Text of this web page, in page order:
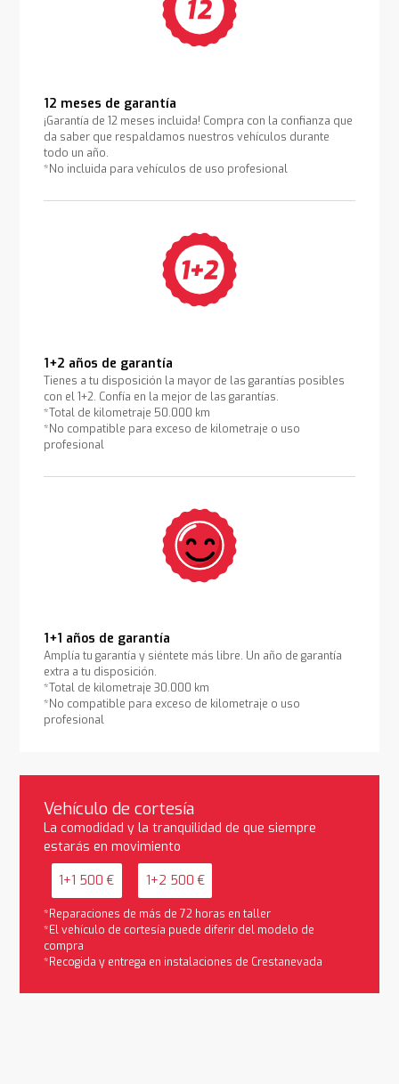
12 meses de garantía
¡Garantía de 12 meses incluida! Compra con la confianza que
da saber que respaldamos nuestros vehículos durante
todo un año.
*No incluida para vehículos de uso profesional
1+2 años de garantía
Tienes a tu disposición la mayor de las garantías posibles
con el 1+2. Confía en la mejor de las garantías.
*Total de kilometraje 50.000 km
*No compatible para exceso de kilometraje o uso
profesional
1+1 años de garantía
Amplía tu garantía y siéntete más libre. Un año de garantía
extra a tu disposición.
*Total de kilometraje 30.000 km
*No compatible para exceso de kilometraje o uso
profesional
Vehículo de cortesía
La comodidad y la tranquilidad de que siempre
estarás en movimiento
1+1 500 € 1+2 500 €
*Reparaciones de más de 72 horas en taller
*El vehículo de cortesía puede diferir del modelo de
compra
*Recogida y entrega en instalaciones de Crestanevada